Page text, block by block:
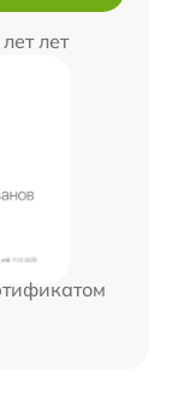
лет